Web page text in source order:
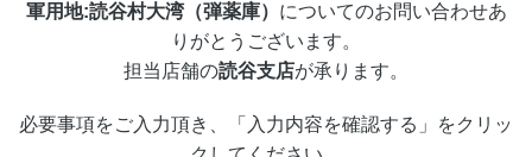
軍用地:読谷村大湾（弾薬庫） についてのお問い合わせあ
りがとうございます。
担当店舗の読谷支店が承ります。
必要事項をご入力頂き、「入力内容を確認する」をクリッ